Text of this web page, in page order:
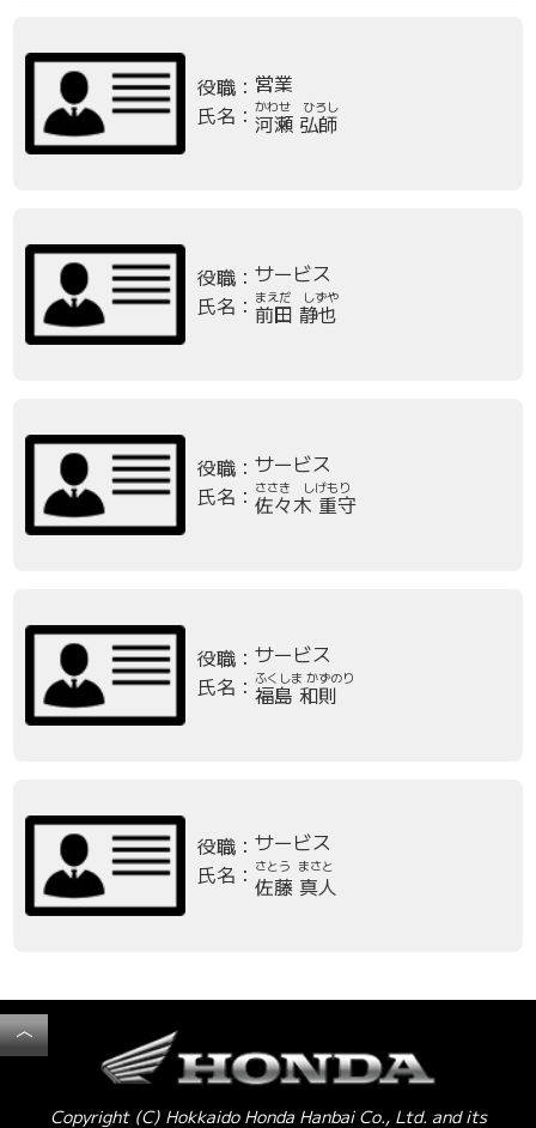
役職： 営業
氏名：かわせ ひろし
河瀬 弘師
役職：サービス
氏名：まえだ しずや
前田 静也
役職：サービス
氏名： ささき しげもり
佐々木 重守
役職：サービス
氏名：ふくしま かずのり
福島 和則
役職：サービス
氏名： さとう まさと
佐藤 真人
︿
Copyright (C) Hokkaido Honda Hanbai Co., Ltd. and its